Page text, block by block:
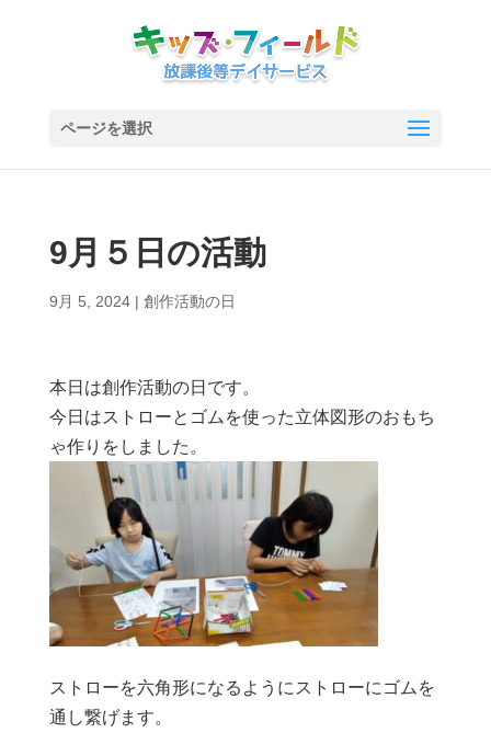
ページを選択
9月５日の活動
9月 5, 2024| 創作活動の日
本日は創作活動の日です。
今日はストローとゴムを使った立体図形のおもち
ゃ作りをしました。
ストローを六角形になるようにストローにゴムを
通し繋げます。